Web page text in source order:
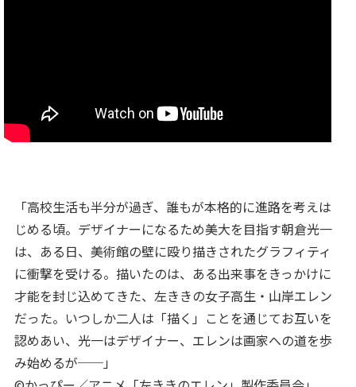
「高校生活も半分が過ぎ、誰もが本格的に進路を考えは
じめる頃。デザイナーになるため美大を目指す朝倉光一
は、ある日、美術館の壁に殴り描きされたグラフィティ
に衝撃を受ける。描いたのは、ある出来事をきっかけに
才能を封じ込めてきた、左ききの女子高生・山岸エレン
だった。いつしか二人は「描く」ことを通じてお互いを
認めあい、光一はデザイナー、エレンは画家への道を歩
み始めるが──」